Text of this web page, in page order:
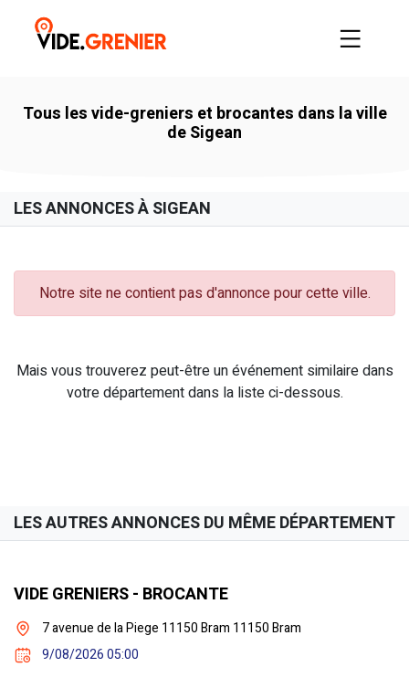
Tous les vide-greniers et brocantes dans la ville
de Sigean
LES ANNONCES À SIGEAN
Notre site ne contient pas d'annonce pour cette ville.
Mais vous trouverez peut-être un événement similaire dans
votre département dans la liste ci-dessous.
LES AUTRES ANNONCES DU MÊME DÉPARTEMENT
VIDE GRENIERS - BROCANTE
7 avenue de la Piege 11150 Bram 11150 Bram
9/08/2026 05:00